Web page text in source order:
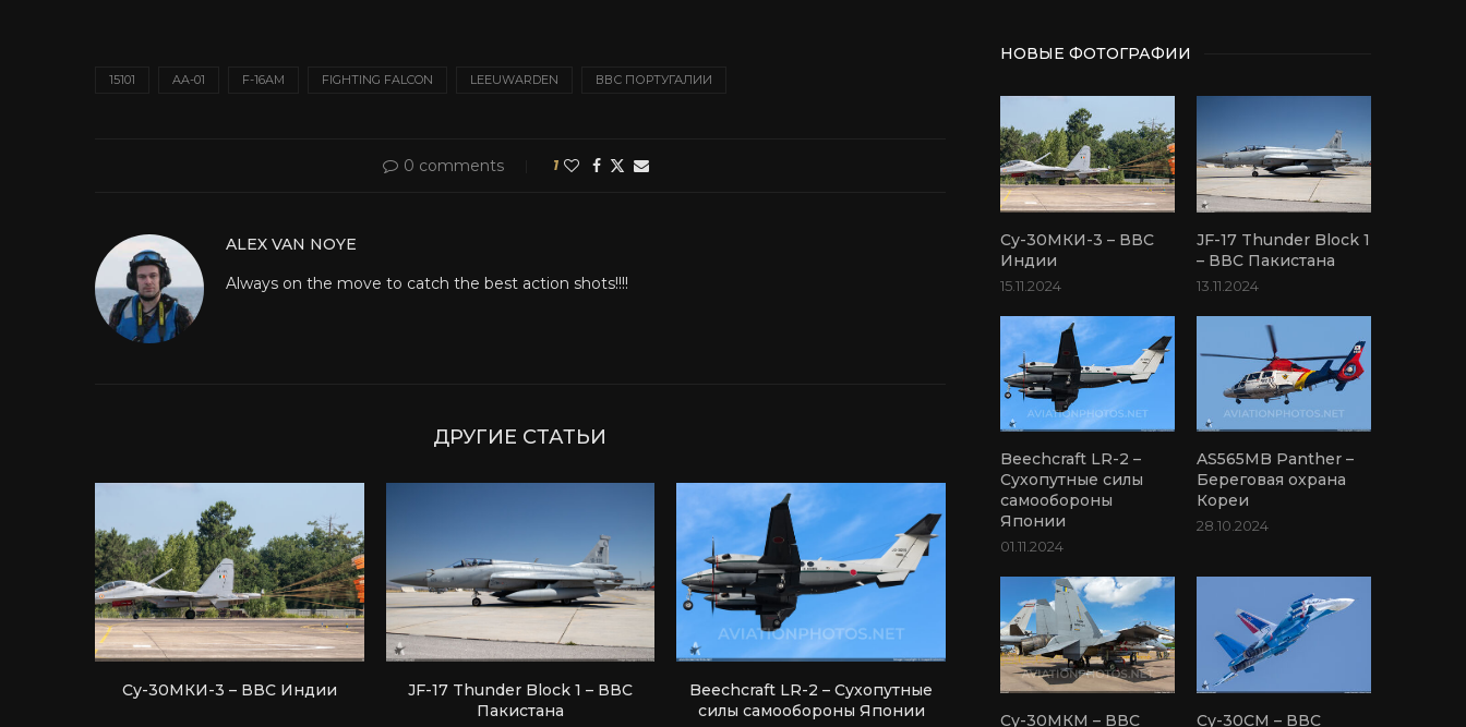
15101 AA-01 F-16AM FIGHTING FALCON LEEUWARDEN ВВС ПОРТУГАЛИИ
0 comments 1
ALEX VAN NOYE
Always on the move to catch the best action shots!!!!
ДРУГИЕ СТАТЬИ
Су-30МКИ-3 – ВВС Индии
JF-17 Thunder Block 1 – ВВС
Пакистана
Beechcraft LR-2 – Сухопутные
силы самообороны Японии
НОВЫЕ ФОТОГРАФИИ
Су-30МКИ-3 – ВВС
Индии
15.11.2024
JF-17 Thunder Block 1
– ВВС Пакистана
13.11.2024
Beechcraft LR-2 –
Сухопутные силы
самообороны
Японии
01.11.2024
AS565MB Panther –
Береговая охрана
Кореи
28.10.2024
Су-30МКМ – ВВС
Су-30СМ – ВВС